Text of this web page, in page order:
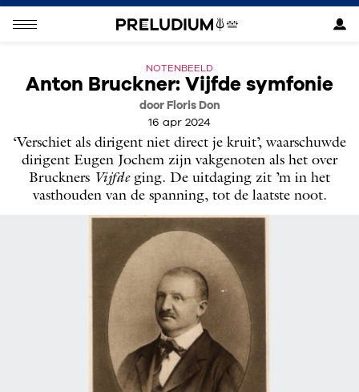
NOTENBEELD
Anton Bruckner: Vijfde symfonie
door Floris Don
16 apr 2024
‘Verschiet als dirigent niet direct je kruit’, waarschuwde
dirigent Eugen Jochem zijn vakgenoten als het over
Bruckners Vijfdeging. De uitdaging zit ’m in het
vasthouden van de spanning, tot de laatste noot.